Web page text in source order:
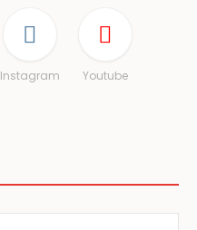
Instagram Youtube